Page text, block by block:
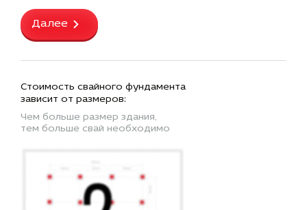
Далее
Стоимость свайного фундамента
зависит от размеров:
Чем больше размер здания,
тем больше свай необходимо